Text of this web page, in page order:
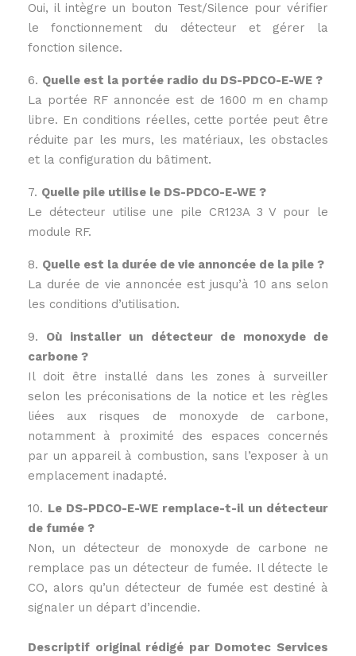
Oui, il intègre un bouton Test/Silence pour vérifier
le fonctionnement du détecteur et gérer la
fonction silence.
6. Quelle est la portée radio du DS-PDCO-E-WE ?
La portée RF annoncée est de 1600 m en champ
libre. En conditions réelles, cette portée peut être
réduite par les murs, les matériaux, les obstacles
et la configuration du bâtiment.
7. Quelle pile utilise le DS-PDCO-E-WE ?
Le détecteur utilise une pile CR123A 3 V pour le
module RF.
8. Quelle est la durée de vie annoncée de la pile ?
La durée de vie annoncée est jusqu’à 10 ans selon
les conditions d’utilisation.
9. Où installer un détecteur de monoxyde de
carbone ?
Il doit être installé dans les zones à surveiller
selon les préconisations de la notice et les règles
liées aux risques de monoxyde de carbone,
notamment à proximité des espaces concernés
par un appareil à combustion, sans l’exposer à un
emplacement inadapté.
10. Le DS-PDCO-E-WE remplace-t-il un détecteur
de fumée ?
Non, un détecteur de monoxyde de carbone ne
remplace pas un détecteur de fumée. Il détecte le
CO, alors qu’un détecteur de fumée est destiné à
signaler un départ d’incendie.
Descriptif original rédigé par Domotec Services